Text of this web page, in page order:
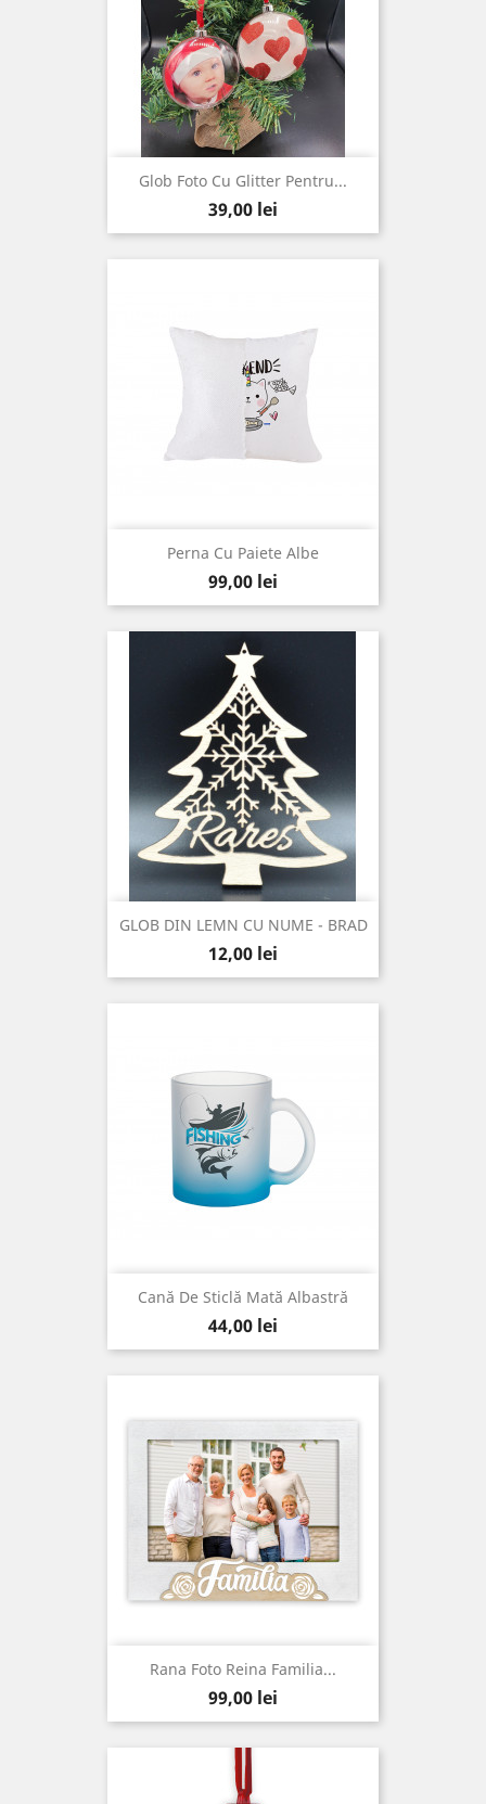
Glob Foto Cu Glitter Pentru...
Pret
39,00 lei
Perna Cu Paiete Albe
Pret
99,00 lei
GLOB DIN LEMN CU NUME - BRAD
Pret
12,00 lei
Cană De Sticlă Mată Albastră
Pret
44,00 lei
Rana Foto Reina Familia...
Pret
99,00 lei